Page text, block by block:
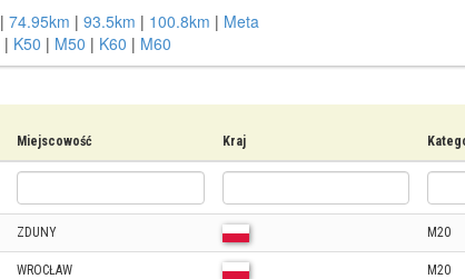
| 74.95km | 93.5km | 100.8km | Meta
| K50 | M50 | K60 | M60
Miejscowość Kraj
ZDUNY M20
WROCŁAW M20